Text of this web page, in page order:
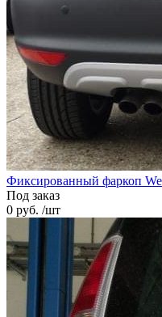
Фиксированный фаркоп
Под заказ
0 руб. /шт